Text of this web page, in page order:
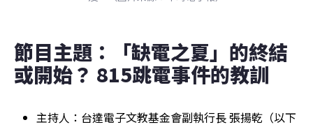
節目主題：「缺電之夏」的終結
或開始？ 815跳電事件的教訓
主持人：台達電子文教基金會副執行長 張揚乾（以下